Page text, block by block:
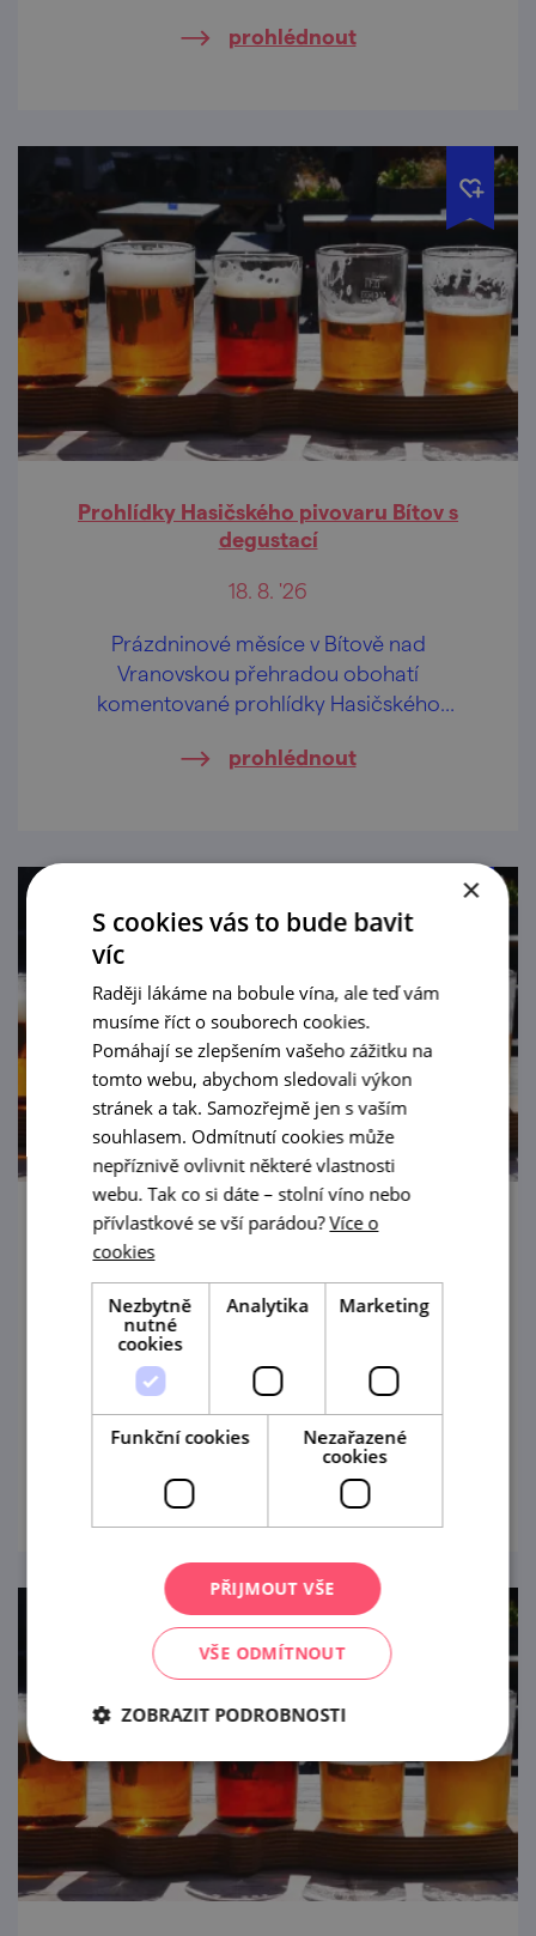
prohlédnout
Prohlídky Hasičského pivovaru Bítov s
degustací
18. 8. '26
Prázdninové měsíce v Bítově nad
Vranovskou přehradou obohatí
komentované prohlídky Hasičského
prohlédnout
Prohlídky Hasičského pivovaru Bítov s
21. 8. '26
Prázdninové měsíce v Bítově nad
Vranovskou přehradou obohatí
komentované prohlídky Hasičského
pivovaru v centru obce.
prohlédnout
×
S cookies vás to bude bavit
víc
Raději lákáme na bobule vína, ale teď vám
musíme říct o souborech cookies.
Pomáhají se zlepšením vašeho zážitku na
tomto webu, abychom sledovali výkon
stránek a tak. Samozřejmě jen s vaším
souhlasem. Odmítnutí cookies může
nepříznivě ovlivnit některé vlastnosti
webu. Tak co si dáte – stolní víno nebo
přívlastkové se vší parádou?Více o
cookies
Nezbytně
nutné
cookies
Analytika Marketing
Funkční cookies
Nezařazené
cookies
PŘIJMOUT VŠE
VŠE ODMÍTNOUT
ZOBRAZIT PODROBNOSTI